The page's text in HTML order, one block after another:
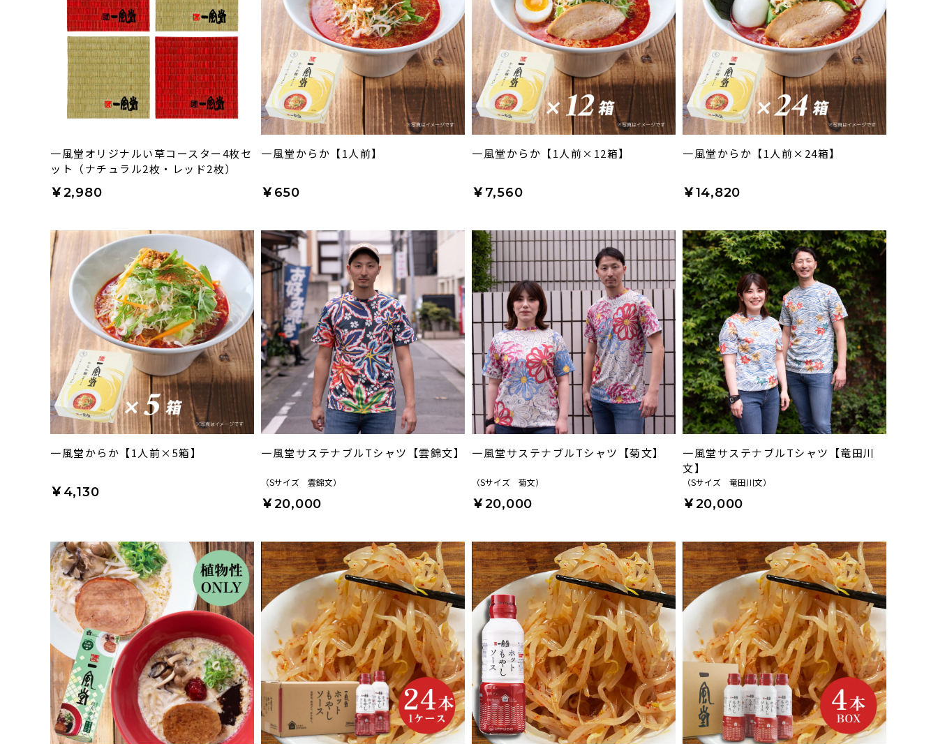
一風堂オリジナルい草コースター4枚セ
ット（ナチュラル2枚・レッド2枚）
￥2,980
一風堂からか【1人前】
￥650
一風堂からか【1人前×12箱】
￥7,560
一風堂からか【1人前×24箱】
￥14,820
一風堂からか【1人前×5箱】
￥4,130
一風堂サステナブルTシャツ【雲錦文】
（Sサイズ 雲錦文）
￥20,000
一風堂サステナブルTシャツ【菊文】
（Sサイズ 菊文）
￥20,000
一風堂サステナブルTシャツ【竜田川
文】
（Sサイズ 竜田川文）
￥20,000